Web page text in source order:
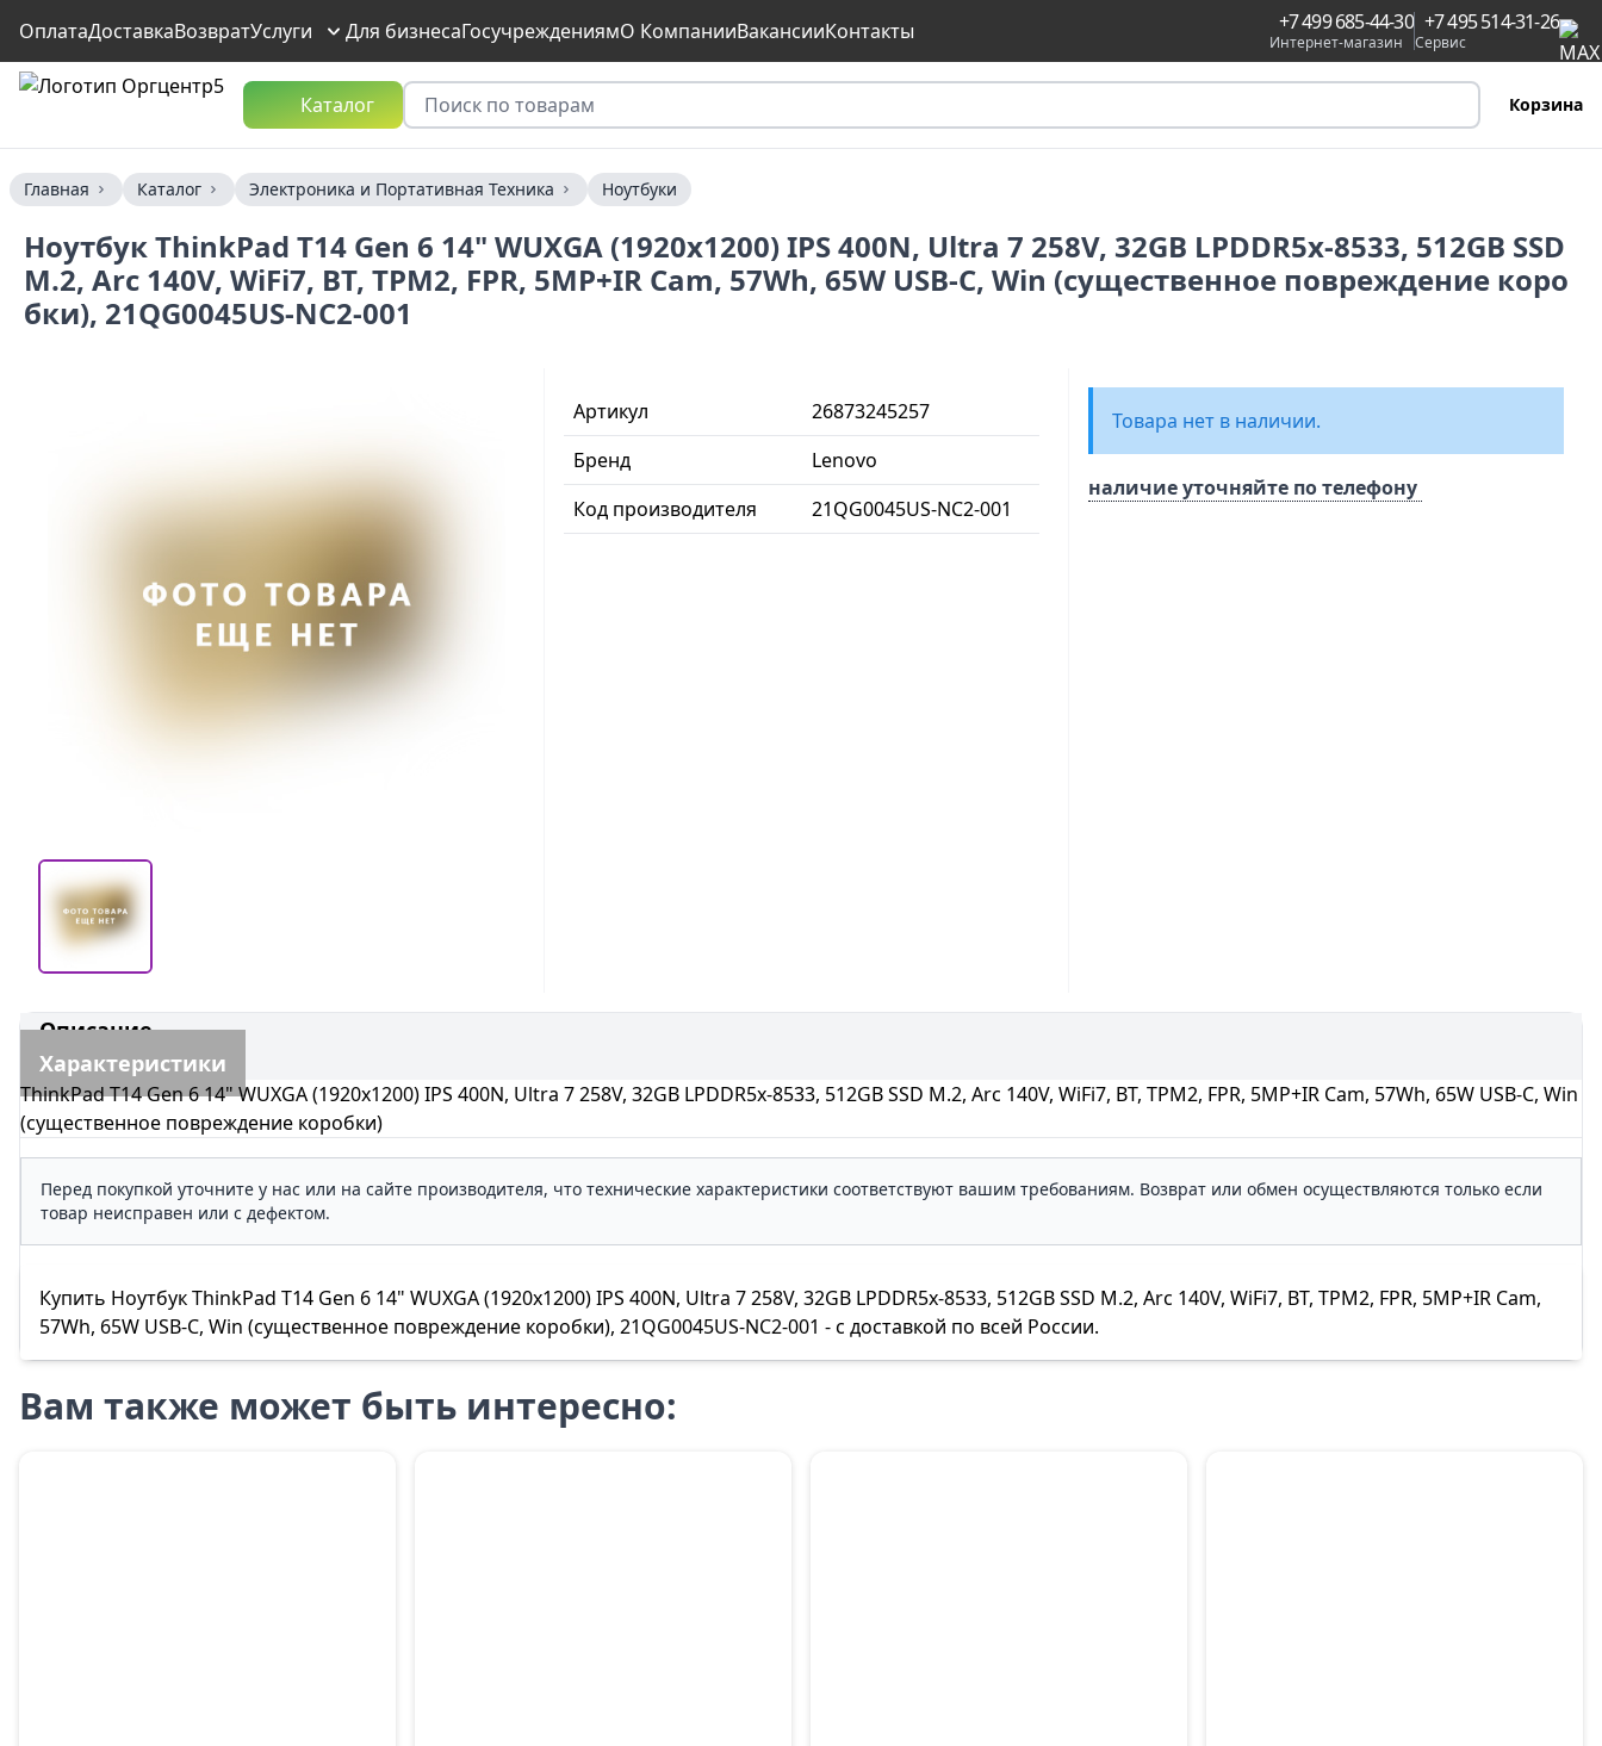
ОплатаДоставкаВозвратУслуги Для бизнесаГосучреждениямО КомпанииВакансииКонтакты +7 499 685-44-30
Интернет-магазин
+7 495 514-31-26
Сервис
Каталог Корзина
Главная Каталог Электроника и Портативная Техника Ноутбуки
Ноутбук ThinkPad T14 Gen 6 14" WUXGA (1920x1200) IPS 400N, Ultra 7 258V, 32GB LPDDR5x-8533, 512GB SSD
M.2, Arc 140V, WiFi7, BT, TPM2, FPR, 5MP+IR Cam, 57Wh, 65W USB-C, Win (существенное повреждение коро
бки), 21QG0045US-NC2-001
Артикул
26873245257
Бренд
Lenovo
Код производителя
21QG0045US-NC2-001
Товара нет в наличии.
наличие уточняйте по телефону
Описание
Характеристики
ThinkPad T14 Gen 6 14" WUXGA (1920x1200) IPS 400N, Ultra 7 258V, 32GB LPDDR5x-8533, 512GB SSD M.2, Arc 140V, WiFi7, BT, TPM2, FPR, 5MP+IR Cam, 57Wh, 65W USB-C, Win
(существенное повреждение коробки)
Перед покупкой уточните у нас или на сайте производителя, что технические характеристики соответствуют вашим требованиям. Возврат или обмен осуществляются только если
товар неисправен или с дефектом.
Купить Ноутбук ThinkPad T14 Gen 6 14" WUXGA (1920x1200) IPS 400N, Ultra 7 258V, 32GB LPDDR5x-8533, 512GB SSD M.2, Arc 140V, WiFi7, BT, TPM2, FPR, 5MP+IR Cam,
57Wh, 65W USB-C, Win (существенное повреждение коробки), 21QG0045US-NC2-001 - с доставкой по всей России.
Вам также может быть интересно: